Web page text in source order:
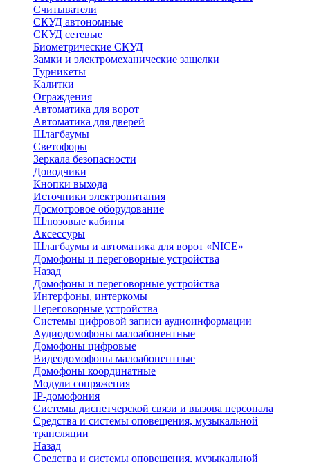
Считыватели
СКУД автономные
СКУД сетевые
Биометрические СКУД
Замки и электромеханические защелки
Турникеты
Калитки
Ограждения
Автоматика для ворот
Автоматика для дверей
Шлагбаумы
Светофоры
Зеркала безопасности
Доводчики
Кнопки выхода
Источники электропитания
Досмотровое оборудование
Шлюзовые кабины
Аксессуры
Шлагбаумы и автоматика для ворот «NICE»
Домофоны и переговорные устройства
Назад
Домофоны и переговорные устройства
Интерфоны, интеркомы
Переговорные устройства
Системы цифровой записи аудиоинформации
Аудиодомофоны малоабонентные
Домофоны цифровые
Видеодомофоны малоабонентные
Домофоны координатные
Модули сопряжения
IP-домофония
Системы диспетчерской связи и вызова персонала
Средства и системы оповещения, музыкальной
трансляции
Назад
Средства и системы оповещения, музыкальной